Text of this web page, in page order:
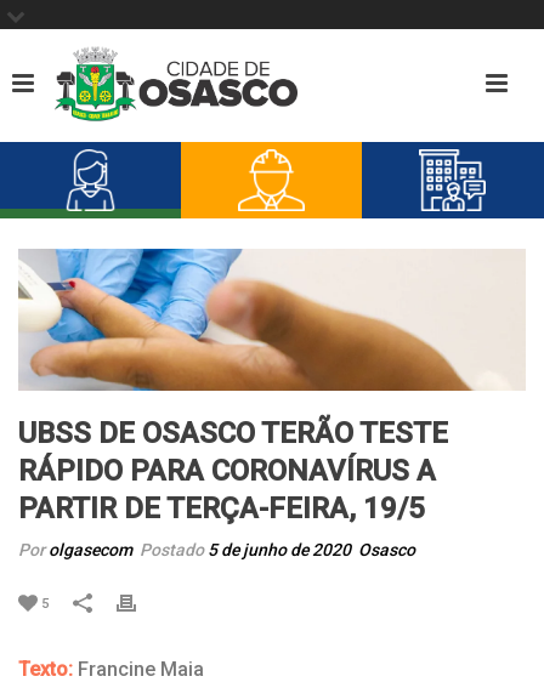
UBSS DE OSASCO TERÃO TESTE
RÁPIDO PARA CORONAVÍRUS A
PARTIR DE TERÇA-FEIRA, 19/5
Porolgasecom Postado5 de junho de 2020 Osasco
5
Texto: Francine Maia